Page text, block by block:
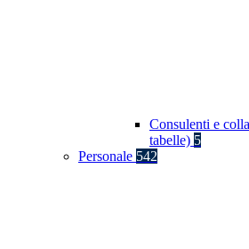
Consulenti e
tabelle) 5
Personale 542